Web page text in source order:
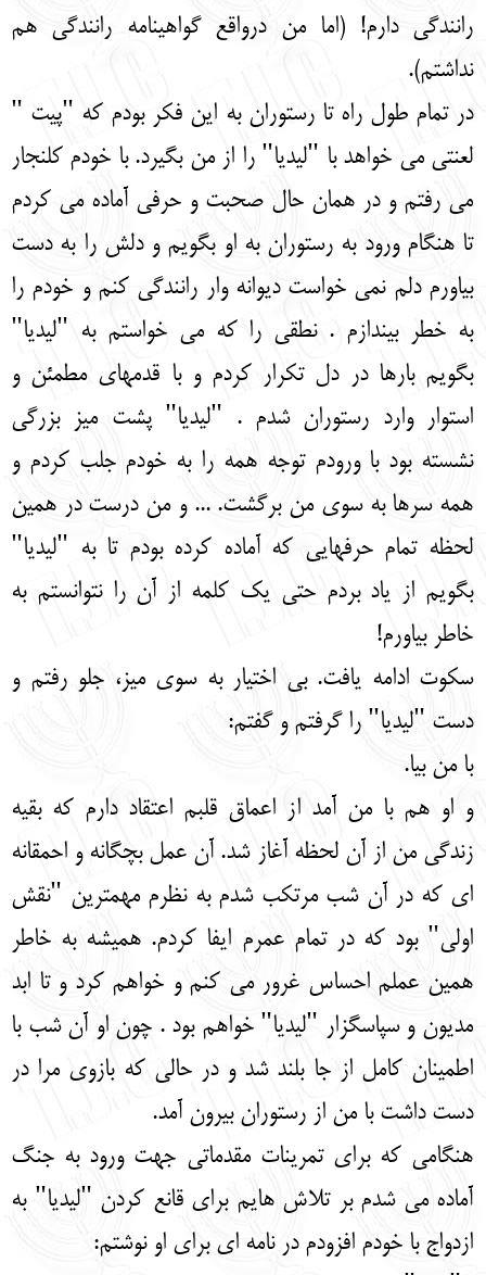
رانندگی دارم! (اما من درواقع گواهینامه رانندگی هم
نداشتم).
در تمام طول راه تا رستوران به این فکر بودم که "پیت "
لعنتی می خواهد با "لیدیا" را از من بگیرد. با خودم کلنجار
می رفتم و در همان حال صحبت و حرفی آماده می کردم
تا هنگام ورود به رستوران به او بگویم و دلش را به دست
بیاورم دلم نمی خواست دیوانه وار رانندگی کنم و خودم را
به خطر بیندازم . نطقی را که می خواستم به "لیدیا"
بگویم بارها در دل تکرار کردم و با قدمهای مطمئن و
استوار وارد رستوران شدم . "لیدیا" پشت میز بزرگی
نشسته بود با ورودم توجه همه را به خودم جلب کردم و
همه سرها به سوی من برگشت. ... و من درست در همین
لحظه تمام حرفهایی که آماده کرده بودم تا به "لیدیا"
بگویم از یاد بردم حتی یک کلمه از آن را نتوانستم به
خاطر بیاورم!
سکوت ادامه یافت. بی اختیار به سوی میز، جلو رفتم و
دست "لیدیا" را گرفتم و گفتم:
با من بیا.
و او هم با من آمد از اعماق قلبم اعتقاد دارم که بقیه
زندگی من از آن لحظه آغاز شد. آن عمل بچگانه و احمقانه
ای که در آن شب مرتکب شدم به نظرم مهمترین "نقش
اولی" بود که در تمام عمرم ایفا کردم. همیشه به خاطر
همین عملم احساس غرور می کنم و خواهم کرد و تا ابد
مدیون و سپاسگزار "لیدیا" خواهم بود . چون او آن شب با
اطمینان کامل از جا بلند شد و در حالی که بازوی مرا در
دست داشت با من از رستوران بیرون آمد.
هنگامی که برای تمرینات مقدماتی جهت ورود به جنگ
آماده می شدم بر تلاش هایم برای قانع کردن "لیدیا" به
ازدواج با خودم افزودم در نامه ای برای او نوشتم: